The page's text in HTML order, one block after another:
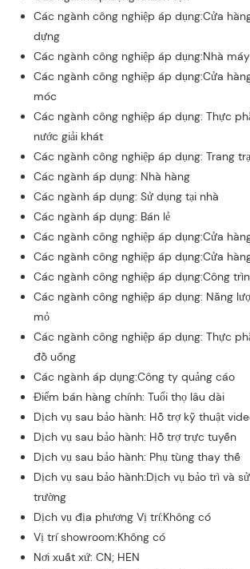
Các ngành công nghiệp áp dụng:Cửa
dựng
Các ngành công nghiệp áp dụng:Nhà
Các ngành công nghiệp áp dụng:Cửa
móc
Các ngành công nghiệp áp dụng: Thực
nước giải khát
Các ngành công nghiệp áp dụng: Trang
Các ngành áp dụng: Nhà hàng
Các ngành áp dụng: Sử dụng tại nhà
Các ngành áp dụng: Bán lẻ
Các ngành công nghiệp áp dụng:Cửa
Các ngành công nghiệp áp dụng:Cửa
Các ngành công nghiệp áp dụng:Công
Các ngành công nghiệp áp dụng: Năng
mỏ
Các ngành công nghiệp áp dụng: Thực
đồ uống
Các ngành áp dụng:Công ty quảng cáo
Điểm bán hàng chính: Tuổi thọ lâu dài
Dịch vụ sau bảo hành: Hỗ trợ kỹ thuật
Dịch vụ sau bảo hành: Hỗ trợ trực tuyến
Dịch vụ sau bảo hành: Phụ tùng thay thế
Dịch vụ sau bảo hành:Dịch vụ bảo trì và
trường
Dịch vụ địa phương Vị trí:Không có
Vị trí showroom:Không có
Nơi xuất xứ: CN; HEN